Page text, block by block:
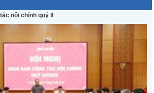
nội chính quý II